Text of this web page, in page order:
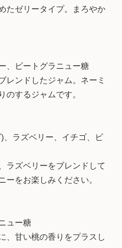
たゼリータイプ。まろやか
、ビートグラニュー糖
ンドしたジャム。ネーミ
のするジャムです。
ラズベリー、イチゴ、ビ
ラズベリーをブレンドして
ーをお楽しみください。
ュー糖
、甘い桃の香りをプラスし